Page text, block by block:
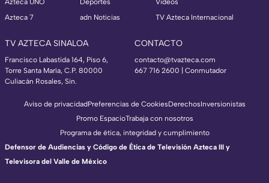
Azteca UNO
Azteca 7
Deportes
adn Noticias
Videos
TV Azteca Internacional
TV AZTECA SINALOA
Francisco Labastida 164, Piso 6,
Torre Santa María, C.P. 80000
Culiacán Rosales, Sin.
CONTACTO
contacto@tvazteca.com
667 716 2600 | Conmutador
Aviso de privacidadPreferencias de CookiesDerechosInversionistas
Promo EspacioTrabaja con nosotros
Programa de ética, integridad y cumplimiento
Defensor de Audiencias y Código de Ética de Televisión Azteca III y
Televisora del Valle de México